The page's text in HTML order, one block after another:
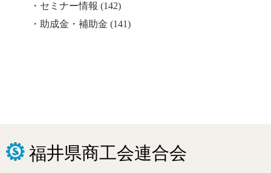
セミナー情報 (142)
助成金・補助金 (141)